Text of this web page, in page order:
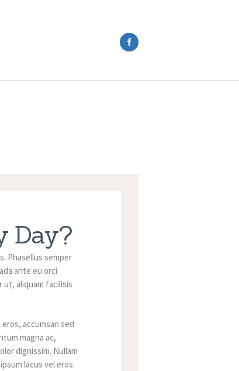
Day?
Phasellus semper
ante eu orci
aliquam facilisis
accumsan sed
magna ac,
dignissim. Nullam
lacus vel eros.